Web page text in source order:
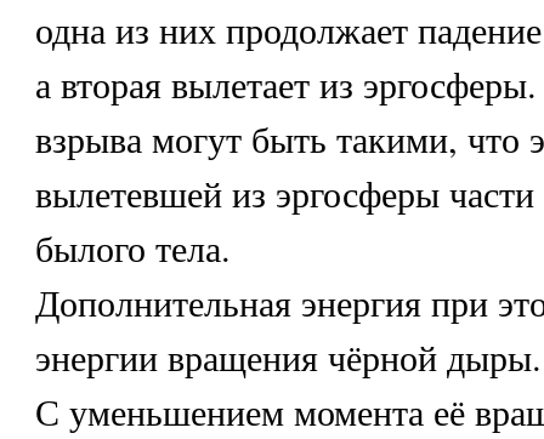
одна из них продолжает
а вторая вылетает из
взрыва могут быть такими, что
вылетевшей из эргосферы
былого тела.
Дополнительная энергия при
энергии вращения чёрной дыры.
С уменьшением момента её